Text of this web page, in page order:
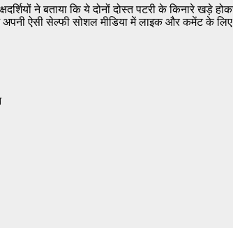
ने बताया कि ये दोनों दोस्त पटरी के किनारे
अपनी ऐसी सेल्फी सोशल मीडिया में लाइक और कमेंट के